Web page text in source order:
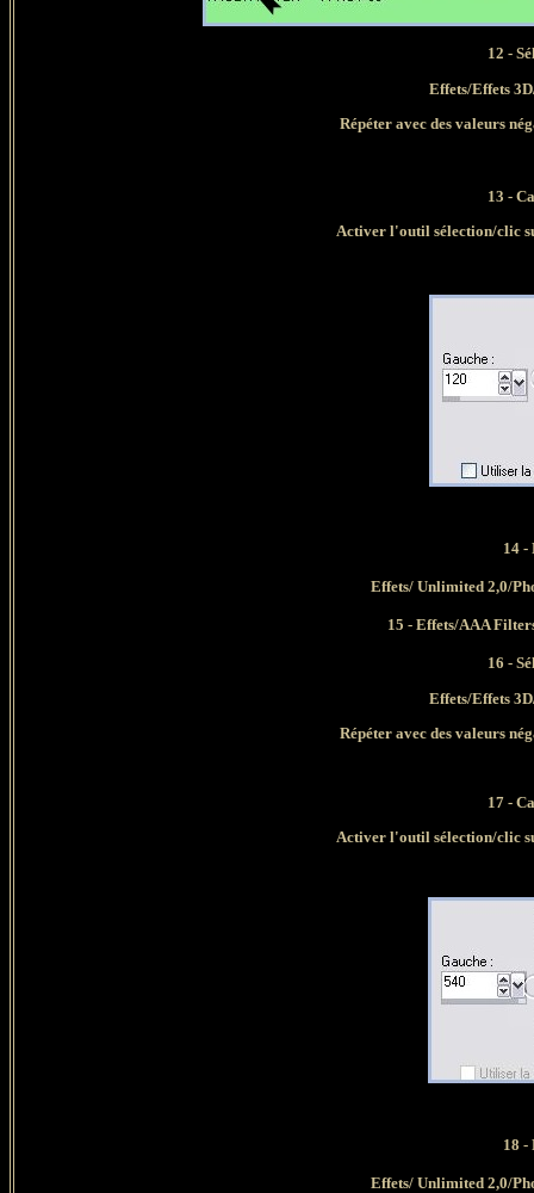
12 -
Effets/Effets
Répéter avec des valeurs
13 -
Activer l'outil sélection/clic
14 -
Effets/ Unlimited 2,0/
15 - Effets/AAA
16 -
Effets/Effets
Répéter avec des valeurs
17 -
Activer l'outil sélection/clic
18 -
Effets/ Unlimited 2,0/